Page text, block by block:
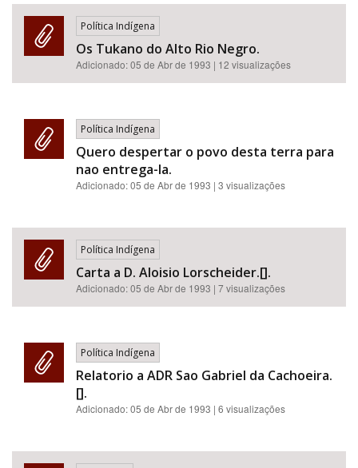
Política Indígena
Os Tukano do Alto Rio Negro.
Adicionado:05 de Abr de 1993 | 12 visualizações
Política Indígena
Quero despertar o povo desta terra para
nao entrega-la.
Adicionado:05 de Abr de 1993 | 3 visualizações
Política Indígena
Carta a D. Aloisio Lorscheider.[].
Adicionado:05 de Abr de 1993 | 7 visualizações
Política Indígena
Relatorio a ADR Sao Gabriel da Cachoeira.
[].
Adicionado:05 de Abr de 1993 | 6 visualizações